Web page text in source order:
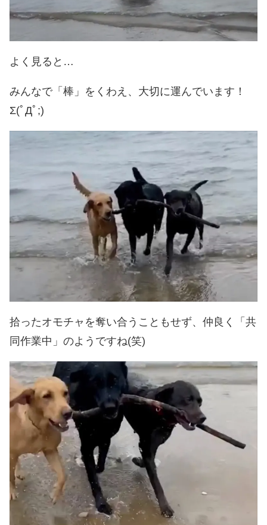
よく見ると…
みんなで「棒」をくわえ、大切に運んでいます！
Σ(ﾟДﾟ;)
拾ったオモチャを奪い合うこともせず、仲良く「共
同作業中」のようですね(笑)